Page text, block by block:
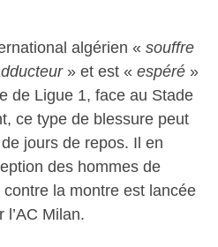
algérien « souffre
» et est « espéré»
de Ligue 1, face au Stade
ce type de blessure peut
jours de repos. Il en
des hommes de
la montre est lancée
l’AC Milan.